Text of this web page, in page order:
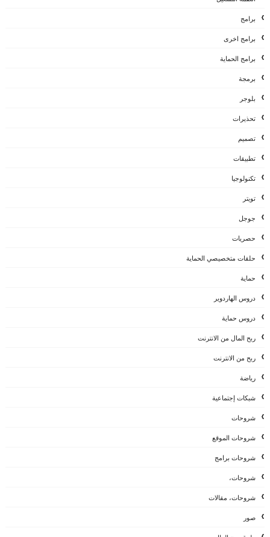
برامج
برامج اخرى
برامج الحماية
برمجة
بلوجر
تحذيرات
تصميم
تطبيقات
تكنولوجيا
تويتر
جوجل
حصريات
حلقات متخصيصي الحماية
حماية
دروس الهاردوير
دروس حماية
ربح المال من الانترنت
ربح من الانترنت
رياضة
شبكات إجتماعية
شروحات
شروحات الموقع
شروحات برامج
شروحات،
شروحات، مقالات
صور